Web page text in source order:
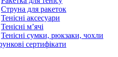
Струна для ракеток
Тенісні аксесуари
Тенісні мʼячі
Тенісні сумки, рюкзаки, чохли
сертифікати